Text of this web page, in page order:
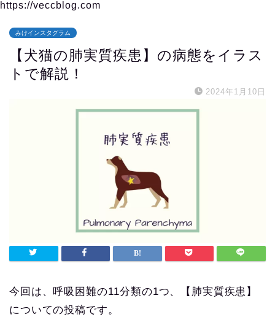
https://veccblog.com
みけインスタグラム
【犬猫の肺実質疾患】の病態をイラス
トで解説！
2024年1月10日
今回は、呼吸困難の11分類の1つ、【肺実質疾患】
についての投稿です。